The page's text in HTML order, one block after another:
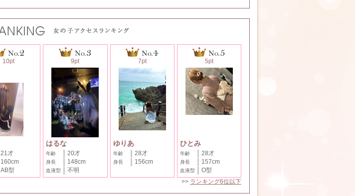
10pt
21才
160cm
AB型
9pt
はるな
年齢 20才
身長 148cm
血液型 不明
7pt
ゆりあ
年齢 28才
身長 156cm
5pt
ひとみ
年齢 28才
身長 157cm
血液型
O型
>> ランキング6位以下